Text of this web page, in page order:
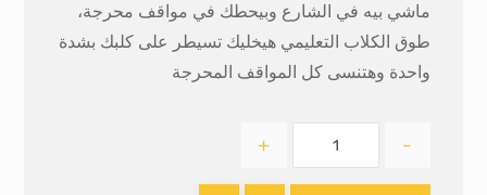
ماشي بيه في الشارع وبيحطك في مواقف محرجة،
طوق الكلاب التعليمي هيخليك تسيطر على كلبك بشدة
واحدة وهتنسى كل المواقف المحرجة
-
+